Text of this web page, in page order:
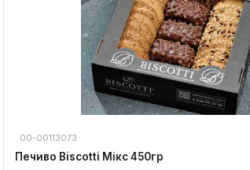
00-00113073
Печиво Biscotti Мікс 450гр